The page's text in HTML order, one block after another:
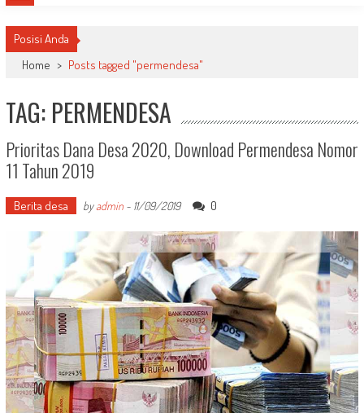
Posisi Anda
Home > Posts tagged "permendesa"
TAG: PERMENDESA
Prioritas Dana Desa 2020, Download Permendesa Nomor
11 Tahun 2019
Berita desa byadmin- 11/09/2019 0